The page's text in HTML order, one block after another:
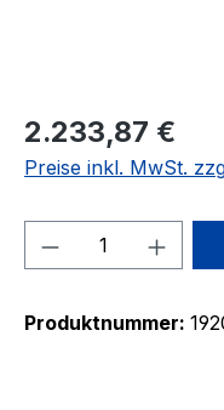
2.233,87 €
Preise inkl. MwSt.
Produkt
Produktnummer: